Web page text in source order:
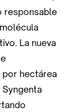
responsable
La nueva
por hectárea